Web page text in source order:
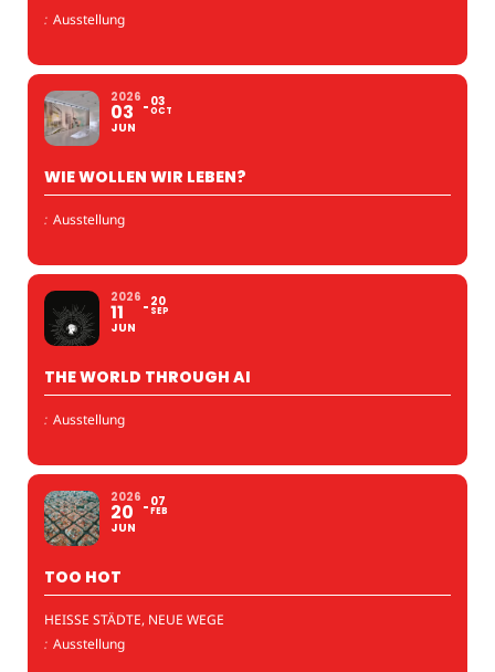
: Ausstellung
2026
03
JUN
03
OCT
WIE WOLLEN WIR LEBEN?
: Ausstellung
2026
11
JUN
20
SEP
THE WORLD THROUGH AI
: Ausstellung
2026
20
JUN
07
FEB
TOO HOT
HEISSE STÄDTE, NEUE WEGE
: Ausstellung